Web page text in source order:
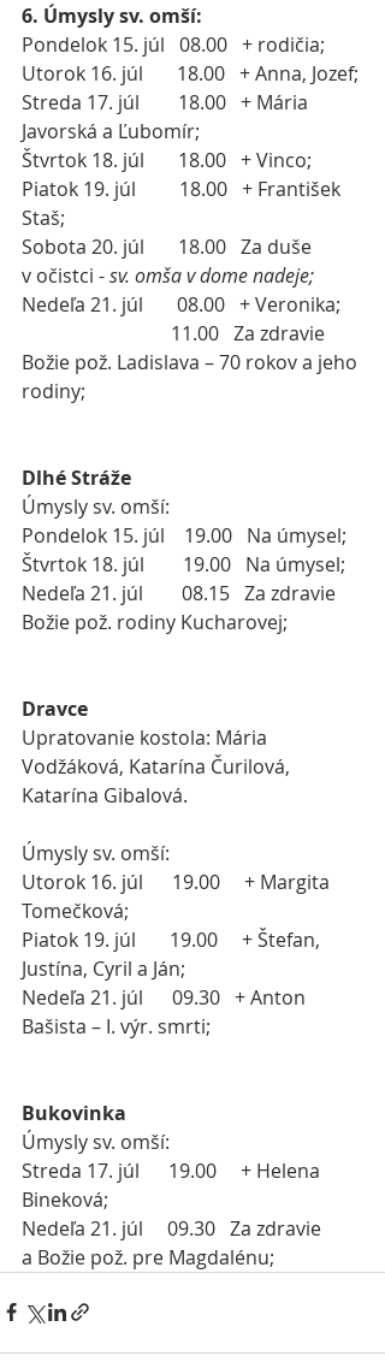
6. Úmysly sv. omší:
Pondelok 15. júl   08.00   + rodičia;
Utorok 16. júl       18.00   + Anna, Jozef;
Streda 17. júl        18.00   + Mária
Javorská a Ľubomír;
Štvrtok 18. júl       18.00   + Vinco;
Piatok 19. júl         18.00   + František
Staš;
Sobota 20. júl       18.00   Za duše
v očistci - sv. omša v dome nadeje;
Nedeľa 21. júl
08.00   + Veronika;
11.00   Za zdravie
Božie pož. Ladislava – 70 rokov a jeho
rodiny;
Dlhé Stráže
Úmysly sv. omší:
Pondelok 15. júl    19.00   Na úmysel;
Štvrtok 18. júl        19.00   Na úmysel;
Nedeľa 21. júl
08.15   Za zdravie
Božie pož. rodiny Kucharovej;
Dravce
Upratovanie kostola: Mária
Vodžáková, Katarína Čurilová,
Katarína Gibalová.
Úmysly sv. omší:
Utorok 16. júl      19.00     + Margita
Tomečková;
Piatok 19. júl       19.00     + Štefan,
Justína, Cyril a Ján;
Nedeľa 21. júl      09.30   + Anton
Bašista – I. výr. smrti;
Bukovinka
Úmysly sv. omší:
Streda 17. júl      19.00     + Helena
Bineková;
Nedeľa 21. júl
09.30   Za zdravie
a Božie pož. pre Magdalénu;